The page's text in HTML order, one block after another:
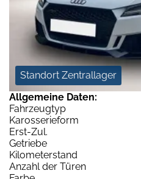
Standort Zentrallager
Allgemeine Daten:
Fahrzeugtyp
Karosserieform
Erst-Zul.
Getriebe
Kilometerstand
Anzahl der Türen